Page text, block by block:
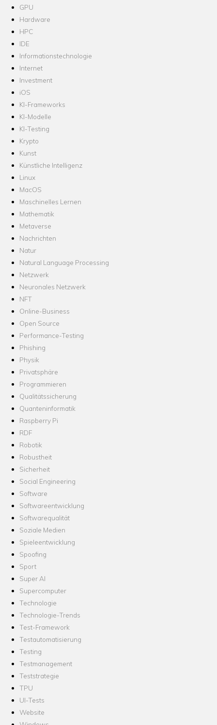
GPU
Hardware
HPC
IDE
Informationstechnologie
Internet
Investment
iOS
KI-Frameworks
KI-Modelle
KI-Testing
Krypto
Kunst
Künstliche Intelligenz
Linux
MacOS
Maschinelles Lernen
Mathematik
Metaverse
Nachrichten
Natur
Natural Language Processing
Netzwerk
Neuronales Netzwerk
NFT
Online-Business
Open Source
Performance-Testing
Phishing
Physik
Privatsphäre
Programmieren
Qualitätssicherung
Quanteninformatik
Raspberry Pi
RDF
Robotik
Robustheit
Sicherheit
Social Engineering
Software
Softwareentwicklung
Softwarequalität
Soziale Medien
Spieleentwicklung
Spoofing
Sport
Super AI
Supercomputer
Technologie
Technologie-Trends
Test-Framework
Testautomatisierung
Testing
Testmanagement
Teststrategie
TPU
UI-Tests
Website